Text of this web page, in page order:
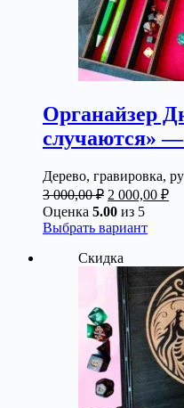
Органайзер
случаются» —
Дерево, гравировка,
3 000,00₽
цена
составляла
3
000,00 ₽.
2 000,00 ₽
Оценка 5.00 из 5
Выбрать вариантЭтот
на
Скидка